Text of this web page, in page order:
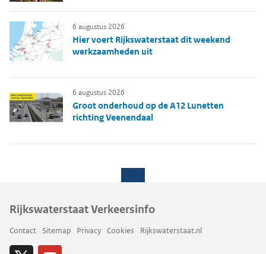
Hier voert Rijkswaterstaat dit weekend
werkzaamheden uit
6 augustus 2026
Groot onderhoud op de A12 Lunetten
richting Veenendaal
6 augustus 2026
Rijkswaterstaat Verkeersinfo
Contact Sitemap Privacy Cookies Rijkswaterstaat.nl